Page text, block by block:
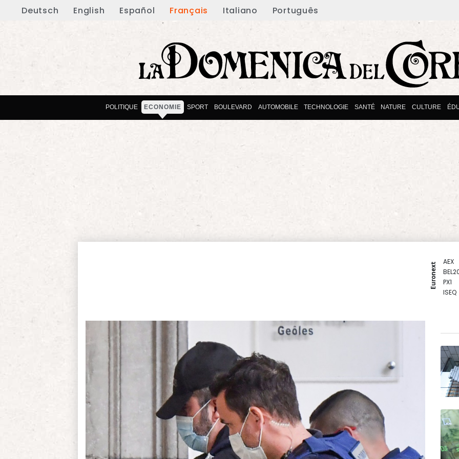
Deutsch English Español Français Italiano Português
POLITIQUE ECONOMIE SPORT BOULEVARD AUTOMOBILE TECHNOLOGIE SANTÉ NATURE CULTURE
Euronext
AEX
PX1
ISEQ